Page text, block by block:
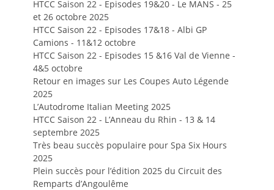
HTCC Saison 22 - Episodes 19&20 - Le MANS - 25
et 26 octobre 2025
HTCC Saison 22 - Episodes 17&18 - Albi GP
Camions - 11&12 octobre
HTCC Saison 22 - Episodes 15 &16 Val de Vienne -
4&5 octobre
Retour en images sur Les Coupes Auto Légende
2025
L’Autodrome Italian Meeting 2025
HTCC Saison 22 - L’Anneau du Rhin - 13 & 14
septembre 2025
Très beau succès populaire pour Spa Six Hours
2025
Plein succès pour l’édition 2025 du Circuit des
Remparts d’Angoulême